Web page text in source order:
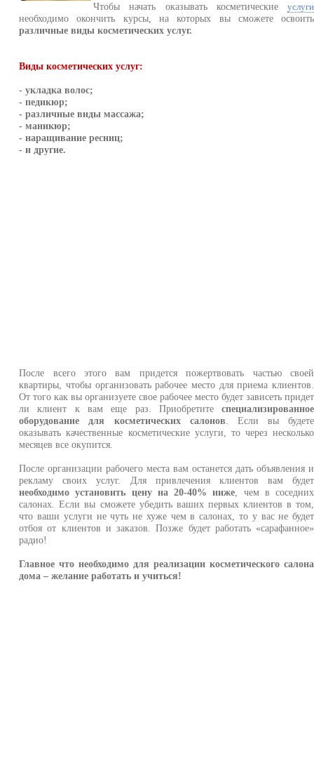
Чтобы начать оказывать косметическиеуслуги
необходимо окончить курсы, на которых вы сможете освоить
различные виды косметических услуг.
Виды косметических услуг:
- укладка волос;
- педикюр;
- различные виды массажа;
- маникюр;
- наращивание ресниц;
- и другие.
После всего этого вам придется пожертвовать частью своей
квартиры, чтобы организовать рабочее место для приема клиентов.
От того как вы организуете свое рабочее место будет зависеть придет
ли клиент к вам еще раз. Приобретитеспециализированное
оборудование для косметических салонов . Если вы будете
оказывать качественные косметические услуги, то через несколько
месяцев все окупится.
После организации рабочего места вам останется дать объявления и
рекламу своих услуг. Для привлечения клиентов вам будет
необходимо установить цену на 20-40% ниже , чем в соседних
салонах. Если вы сможете убедить ваших первых клиентов в том,
что ваши услуги не чуть не хуже чем в салонах, то у вас не будет
отбоя от клиентов и заказов. Позже будет работать «сарафанное»
радио!
Главное что необходимо для реализации косметического салона
дома – желание работать и учиться!